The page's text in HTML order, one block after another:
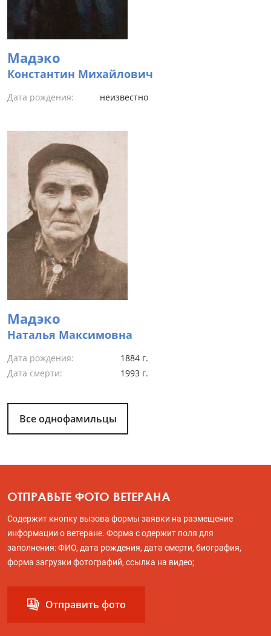
Мадэко
Константин Михайлович
Дата рождения: неизвестно
Мадэко
Наталья Максимовна
Дата рождения:
1884 г.
Дата смерти:
1993 г.
Все однофамильцы
ОТПРАВЬТЕ ФОТО ВЕТЕРАНА
Содержит кнопку вызова формы заявки на размещение
информации о ветеране. Форма с одержит поля для
заполнения: ФИО, дата рождения, дата смерти, биография,
форма загрузки фотографий, ссылка на видео;
Отправить фото